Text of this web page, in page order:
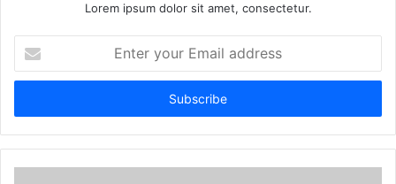
Lorem ipsum dolor sit amet, consectetur.
your
Email